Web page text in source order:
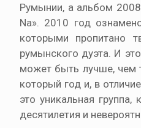
Румынии, а альбом
Na». 2010 год
которыми пропитано
румынского дуэта. И
может быть лучше, чем
который год и, в
это уникальная
десятилетия и